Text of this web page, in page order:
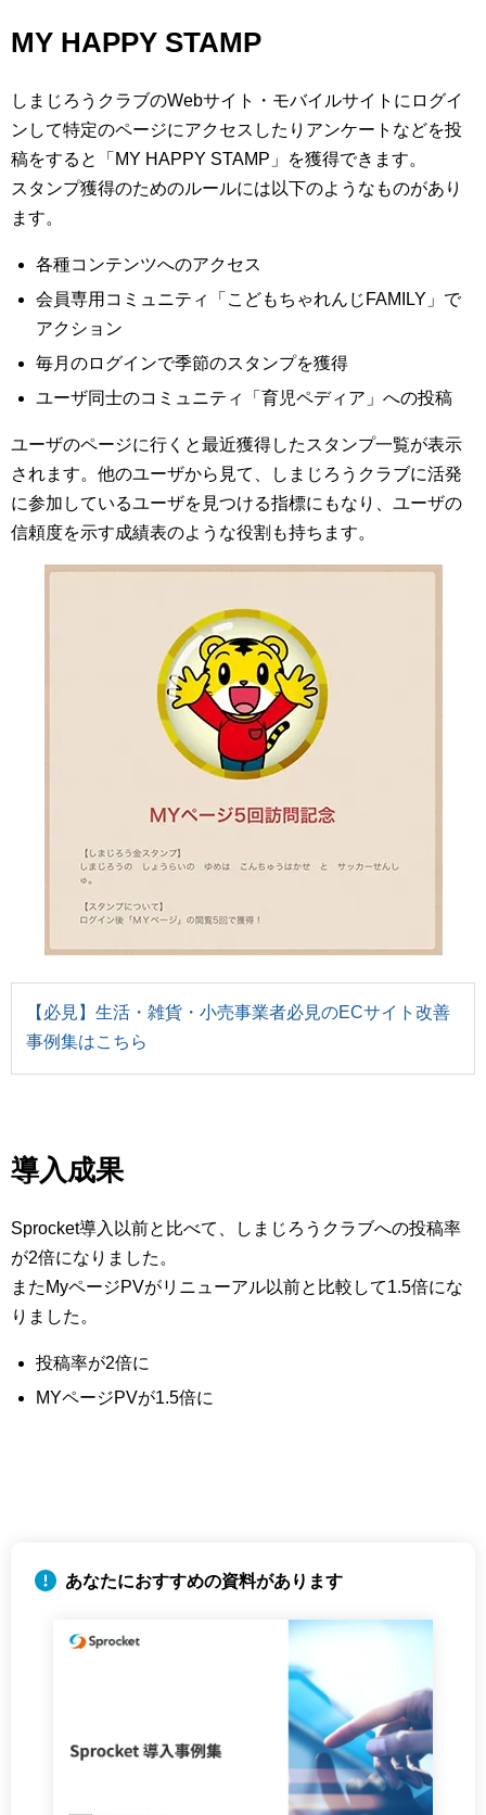
MY HAPPY STAMP
しまじろうクラブのWebサイト・モバイルサイトにログイ
ンして特定のページにアクセスしたりアンケートなどを投
稿をすると「MY HAPPY STAMP」を獲得できます。
スタンプ獲得のためのルールには以下のようなものがあり
ます。
各種コンテンツへのアクセス
会員専用コミュニティ「こどもちゃれんじFAMILY」で
アクション
毎月のログインで季節のスタンプを獲得
ユーザ同士のコミュニティ「育児ペディア」への投稿
ユーザのページに行くと最近獲得したスタンプ一覧が表示
されます。他のユーザから見て、しまじろうクラブに活発
に参加しているユーザを見つける指標にもなり、ユーザの
信頼度を示す成績表のような役割も持ちます。
【必見】生活・雑貨・小売事業者必見のECサイト改善
事例集はこちら
導入成果
Sprocket導入以前と比べて、しまじろうクラブへの投稿率
が2倍になりました。
またMyページPVがリニューアル以前と比較して1.5倍にな
りました。
投稿率が2倍に
MYページPVが1.5倍に